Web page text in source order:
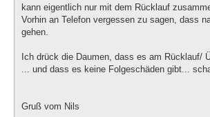
a
kann eigentlich nur mit dem Rücklauf
Vorhin an Telefon vergessen zu sagen, dass
gehen.
Ich drück die Daumen, dass es am Rücklauf/
... und dass es keine Folgeschäden gibt...
Gruß vom Nils